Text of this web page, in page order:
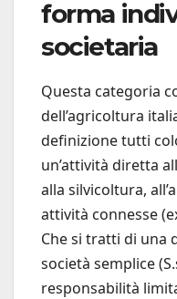
forma
societaria
Questa categoria
dell’agricoltura
definizione tutti
un’attività diretta
alla silvicoltura,
attività connesse
Che si tratti di una
società semplice
responsabilità